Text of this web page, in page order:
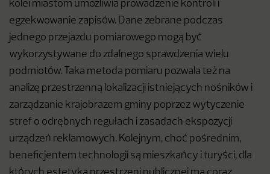
kolei miastom umożliwia prowadzenie kontroli i
egzekwowanie zapisów. Dane zebrane podczas
jednego przejazdu pomiarowego mogą być
wykorzystywane do zdalnego sprawdzenia wielu
podmiotów. Taka metoda pomiaru pozwala też na
analizę przestrzenną lokalizacji istniejących nośników i
zarządzanie krajobrazem gminy poprzez wytyczenie
stref o odrębnych regułach i zasadach ekspozycji
urządzeń reklamowych. Kolejnym, choć pośrednim,
beneficjentem technologii są mieszkańcy i turyści, dla